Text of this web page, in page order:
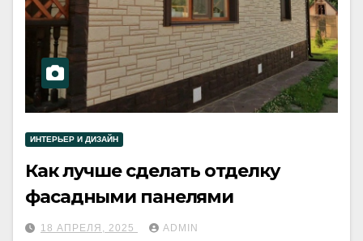
ИНТЕРЬЕР И ДИЗАЙН
Как лучше сделать отделку
фасадными панелями
18 АПРЕЛЯ, 2025 ADMIN